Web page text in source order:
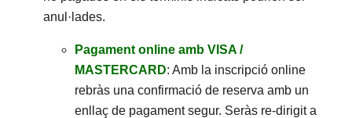
anul·lades.
Pagament online amb VISA /
MASTERCARD: Amb la inscripció online
rebràs una confirmació de reserva amb un
enllaç de pagament segur. Seràs re-dirigit a